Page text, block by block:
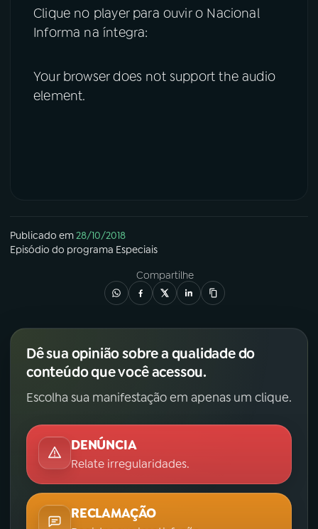
Clique no player para ouvir o Nacional
Informa na íntegra:
Your browser does not support the audio
element.
Publicado em28/10/2018
Episódio do programa Especiais
Compartilhe
Dê sua opinião sobre a qualidade do
conteúdo que você acessou.
Escolha sua manifestação em apenas um clique.
DENÚNCIA
Relate irregularidades.
RECLAMAÇÃO